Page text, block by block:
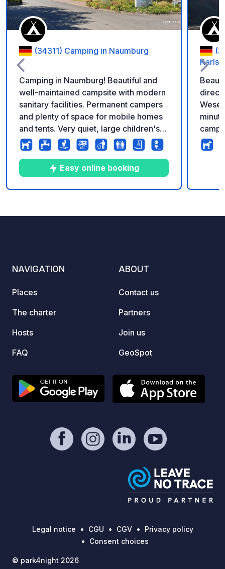
(34311) Camping in Naumburg
Camping in Naumburg! Beautiful and
well-maintained campsite with modern
sanitary facilities. Permanent campers
and plenty of space for mobile homes
and tents. Very quiet, large children's
playground. Small camping hut, public
swimming pool right next door, bread
roll service, showers included,
electricity, not good WiFi / Internet
Easy online booking
NAVIGATION
Places
The charter
Hosts
FAQ
ABOUT
Contact us
Partners
Join us
GeoSpot
Legal notice CGU CGV
Privacy policy
Consent choices
© park4night 2026